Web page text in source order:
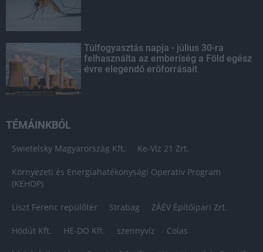
Túlfogyasztás napja - július 30-ra
felhasználta az emberiség a Föld egész
évre elegendő erőforrásait
TÉMÁINKBÓL
Swietelsky Magyarország Kft. Ke-Víz 21 Zrt.
Környezeti és Energiahatékonysági Operatív Program
(KEHOP)
Liszt Ferenc repülőtér Strabag ZÁÉV Építőipari Zrt.
Hódút Kft. HE-DO Kft. szennyvíz Colas